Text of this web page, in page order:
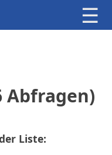
☰
Abfragen)
Liste: